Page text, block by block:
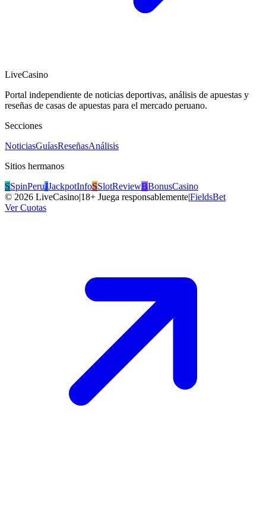
LiveCasino
Portal independiente de noticias deportivas, análisis de apuestas y
reseñas de casas de apuestas para el mercado peruano.
Secciones
NoticiasGuíasReseñasAnálisis
Sitios hermanos
SSpinPeruJJackpotInfoSSlotReviewBBonusCasino
© 2026 LiveCasino|18+ Juega responsablemente|FieldsBet
Ver Cuotas